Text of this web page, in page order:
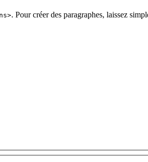
. Pour créer des paragraphes, laissez